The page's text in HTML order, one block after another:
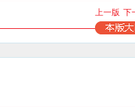
上一版 下